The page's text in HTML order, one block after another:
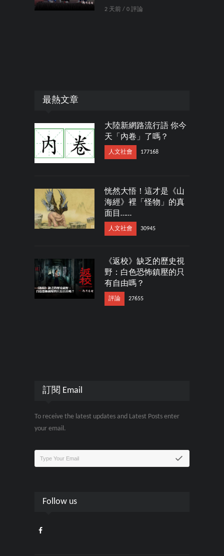
2 天前 / 0 評論
最熱文章
大陸新網路流行語 你今
天「內卷」了嗎？
人文社會 177168
恍然大悟！這才是《山
海經》裡「怪物」的真
面目……
人文社會 30945
《返校》缺乏的歷史視
野：白色恐怖鎮壓的只
有自由嗎？
評論 27655
訂閱 Email
To receive the latest updates and Latest Posts enter
your email.
Follow us